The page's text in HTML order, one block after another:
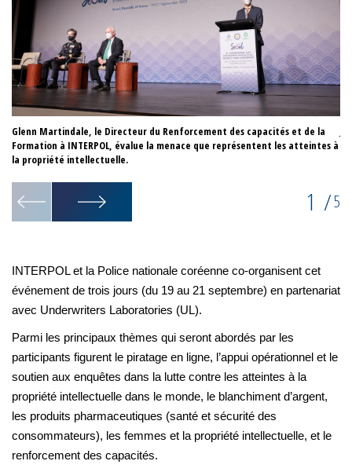
Glenn Martindale, le Directeur du Renforcement des capacités et de la
Formation à INTERPOL, évalue la menace que représentent les atteintes à
la propriété intellectuelle.
1 /5
INTERPOL et la Police nationale coréenne co-organisent cet
événement de trois jours (du 19 au 21 septembre) en partenariat
avec Underwriters Laboratories (UL).
Parmi les principaux thèmes qui seront abordés par les
participants figurent le piratage en ligne, l’appui opérationnel et le
soutien aux enquêtes dans la lutte contre les atteintes à la
propriété intellectuelle dans le monde, le blanchiment d’argent,
les produits pharmaceutiques (santé et sécurité des
consommateurs), les femmes et la propriété intellectuelle, et le
renforcement des capacités.